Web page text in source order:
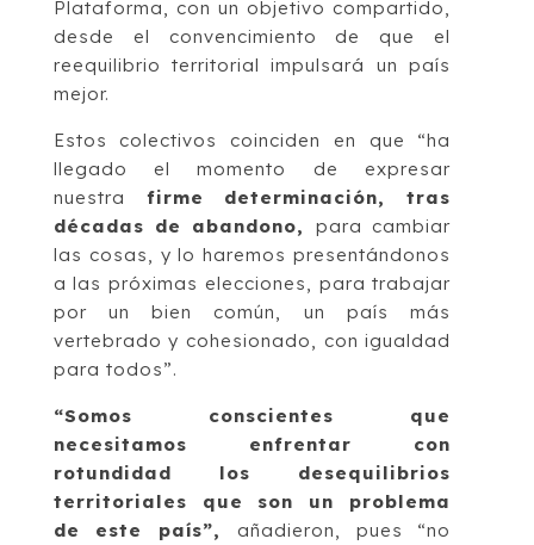
Plataforma, con un objetivo compartido,
desde el convencimiento de que el
reequilibrio territorial impulsará un país
mejor.
Estos colectivos coinciden en que “ha
llegado el momento de expresar
nuestra firme determinación, tras
décadas de abandono, para cambiar
las cosas, y lo haremos presentándonos
a las próximas elecciones, para trabajar
por un bien común, un país más
vertebrado y cohesionado, con igualdad
para todos”.
“Somos conscientes que
necesitamos enfrentar con
rotundidad los desequilibrios
territoriales que son un problema
de este país”, añadieron, pues “no